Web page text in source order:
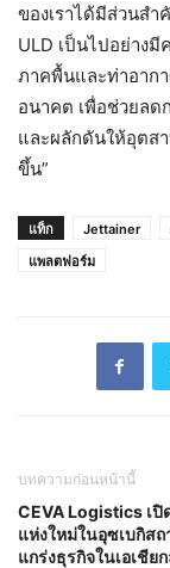
ของเราได้มีส่วนส
ULD เป็นไปอย่าง
ภาคพื้นและท่าอาก
อนาคต เพื่อช่วยล
และผลักดันให้อุตส
ขึ้น”
แท็ก Jettainer
แพลตฟอร์ม
บทความก่อนหน้านี้
CEVA Logistics เ
แห่งใหม่ในอุซเบกิสถ
แกร่งธุรกิจในเอเชีย